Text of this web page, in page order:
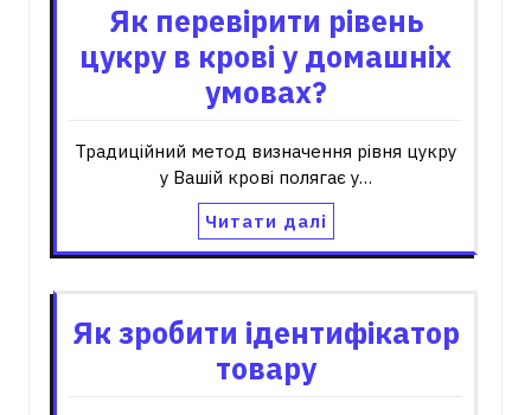
Як перевірити рівень
цукру в крові у домашніх
умовах?
Традиційний метод визначення рівня цукру
у Вашій крові полягає у…
Читати далі
Як зробити ідентифікатор
товару